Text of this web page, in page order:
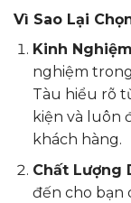
Vì Sao Lại
Kinh
nghiệm
Tàu hiểu rõ
kiện và luôn
khách hàng.
Chất Lượng
đến cho bạn